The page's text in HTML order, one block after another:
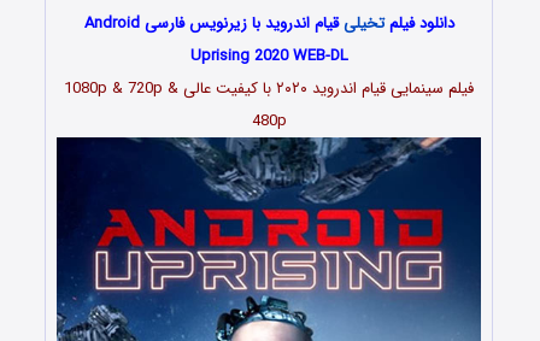
دانلود فیلمتخیلی
قیام اندروید با زیرنویس فارسی Android
Uprising 2020 WEB-DL
فیلم سینمایی قیام اندروید ۲۰۲۰ با کیفیت عالی 1080p & 720p &
480p